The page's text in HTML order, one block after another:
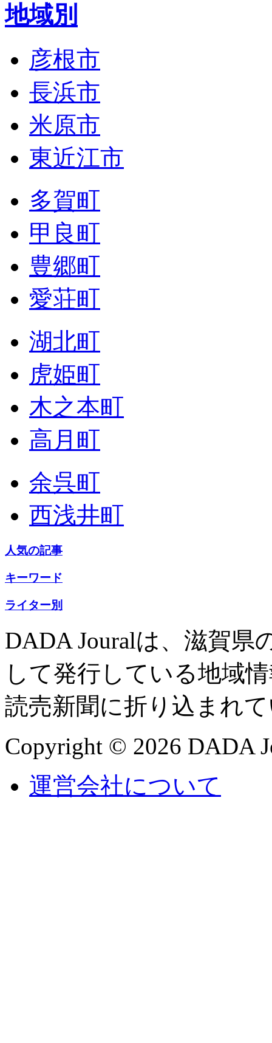
地域別
彦根市
長浜市
米原市
東近江市
多賀町
甲良町
豊郷町
愛荘町
湖北町
虎姫町
木之本町
高月町
余呉町
西浅井町
人気の記事
キーワード
ライター別
DADA Jouralは、滋賀県
して発行している地域
読売新聞に折り込まれ
Copyright © 2026 DADA
運営会社について